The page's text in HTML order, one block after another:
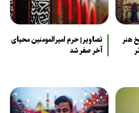
هنر
۸۸ اثر
تصاویر| حرم امیرالمومنین محیای
آخر صفر شد